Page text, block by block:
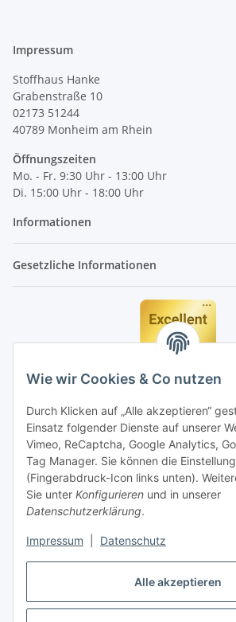
Alle akzeptieren
Wie wir Cookies & Co nutzen
Durch Klicken auf „Alle akzeptieren“
Einsatz folgender Dienste auf unserer
Vimeo, ReCaptcha, Google Analytics,
Tag Manager. Sie können die
(Fingerabdruck-Icon links unten).
Sie unter Konfigurieren und in unserer
Datenschutzerklärung.
Impressum Datenschutz
Impressum
Stoffhaus Hanke
Grabenstraße 10
02173 51244
40789 Monheim am Rhein
Öffnungszeiten
Mo. - Fr. 9:30 Uhr - 13:00 Uhr
Di. 15:00 Uhr - 18:00 Uhr
Informationen
Gesetzliche Informationen
Vertrag widerrufen